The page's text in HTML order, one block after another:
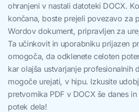
ohranjeni v nastali datoteki DOCX.
končana, boste prejeli povezavo za
Wordov dokument, pripravljen za
Ta učinkovit in uporabniku prijazen
omogoča, da odklenete celoten
kar olajša ustvarjanje profesionalnih
mogoče urejati, v hipu. Izkusite
pretvornika PDF v DOCX še danes
potek dela!